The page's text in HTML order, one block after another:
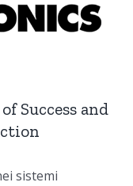
Success and
sistemi